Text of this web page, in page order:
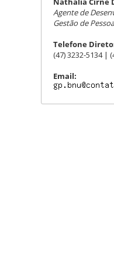
Agente de
Gestão de
Telefone
(47) 3232-5134 |
Email: